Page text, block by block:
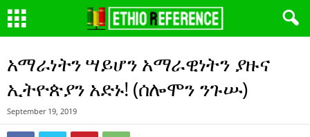
አማራነትን ሣይሆን አማራዊነትን ያዙና
ኢትዮጵያን አድኑ! (ሰሎሞን ንጉሡ)
September 19, 2019